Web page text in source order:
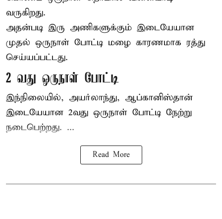
வருகிறது.
அதன்படி இரு அணிகளுக்கும் இடையேயான
முதல் ஒருநாள் போட்டி மழை காரணமாக ரத்து
செய்யப்பட்டது.
2 வது ஒருநாள் போட்டி
இந்நிலையில், அயர்லாந்து, ஆப்கானிஸ்தான்
இடையேயான 2வது ஒருநாள் போட்டி நேற்று
நடைபெற்றது. ...
Read More